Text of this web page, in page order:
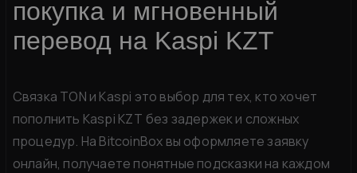
покупка и мгновенный
перевод на Kaspi KZT
Связка TON и Kaspi это выбор для тех, кто хочет
пополнить Kaspi KZT без задержек и сложных
процедур. На BitcoinBox вы оформляете заявку
онлайн, получаете понятные подсказки на каждом